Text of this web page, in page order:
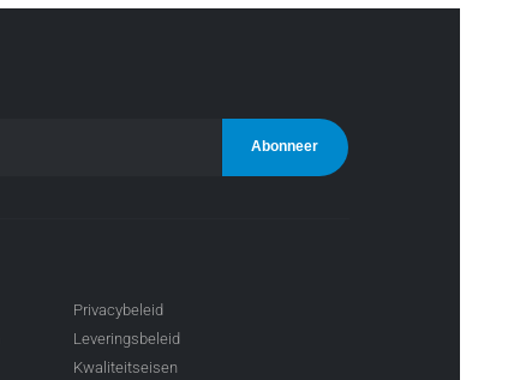
Privacybeleid
Leveringsbeleid
Kwaliteitseisen